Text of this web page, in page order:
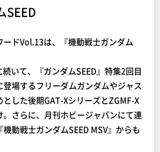
SEED
ドVol.13は、『機動戦士ガンダム
続いて、『ガンダムSEED』特集2回目
登場するフリーダムガンダムやジャス
した後期GAT-XシリーズとZGMF-X
さらに、月刊ホビージャパンにて連
動戦士ガンダムSEED MSV』からも